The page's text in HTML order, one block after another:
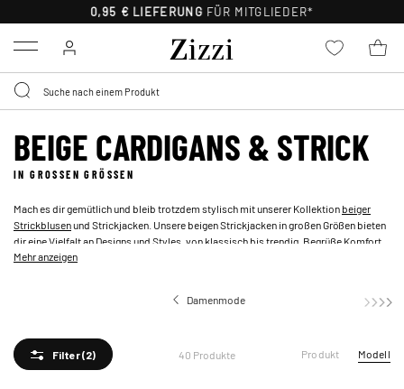
30 TAGE KOSTENLOSERÜCKSENDUNG FÜR MITGLIEDER
Menu
BEIGE CARDIGANS & STRICK
IN GROSSEN GRÖSSEN
Mach es dir gemütlich und bleib trotzdem stylisch mit unserer Kollektionbeiger
Strickblusenund Strickjacken. Unsere beigen Strickjacken in großen Größen bieten
dir eine Vielfalt an Designs und Styles, von klassisch bis trendig. Begrüße Komfort
und Wärme mit beigen Strickjacken in großen Größen – perfekt zum Überziehen über
Mehr anzeigen
Damenmode
Filter(2) 40 Produkte Produkt Modell